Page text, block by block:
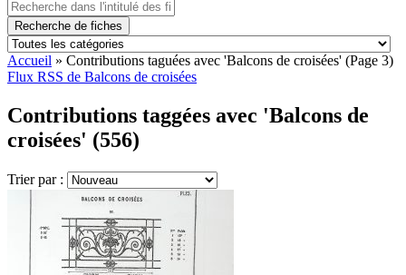
Recherche de fiches
Accueil » Contributions taguées avec 'Balcons de croisées' (Page 3)
Flux RSS de Balcons de croisées
Contributions taggées avec 'Balcons de
croisées' (556)
Trier par :